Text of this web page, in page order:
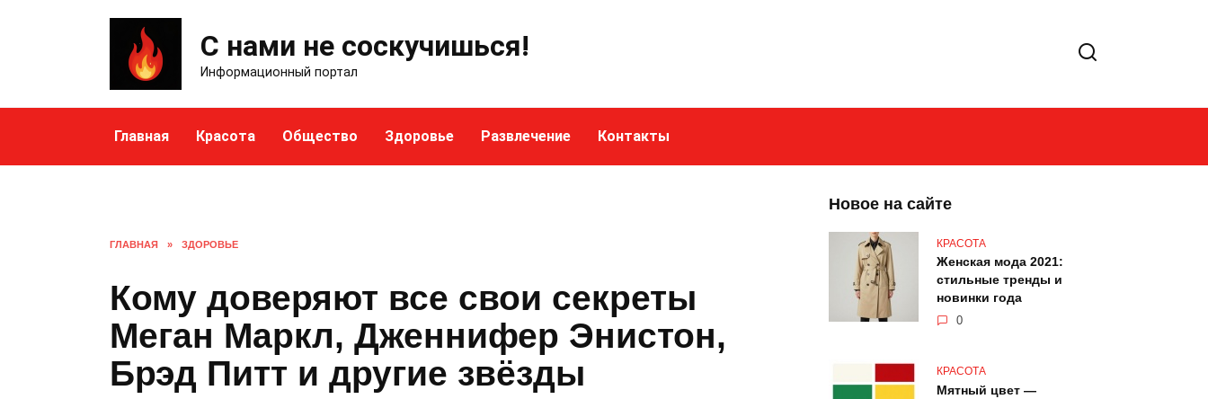
С нами не соскучишься!
Информационный портал
Главная Красота Общество Здоровье Развлечение Контакты
ГЛАВНАЯ » ЗДОРОВЬЕ
Кому доверяют все свои секреты
Меган Маркл, Дженнифер Энистон,
Брэд Питт и другие звёзды
Новое на сайте
КРАСОТА
Женская мода 2021:
стильные тренды и
новинки года
0
КРАСОТА
Мятный цвет —